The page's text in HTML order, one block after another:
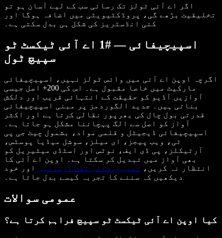
اگر اے آئی ٹولز تک رسائی سب کے لیے آسان ہو تو
تخلیقیت بڑھے گی، پروڈکٹیویٹی میں اضافہ ہوگا اور
کئی انڈسٹریز کی شکل ہی بدل سکتی ہے۔
اسپیچیفائی — #1 اے آئی ٹیکسٹ ٹو
سپیچ ٹول
اگرچہ اوپن اے آئی میں وائس ٹولز نہیں، اسپیچیفائی
مارکیٹ میں خاصا مقبول ہے۔ اس کی 200+ اصل جیسی
آوازیں آڈیو کو حقیقت کے انتہائی قریب اور دلکش
بناتی ہیں۔ جدید الگوردمز پر مبنی اسپیچیفائی
قدرتی بول چال کی بھرپور نقالی کرتا ہے اور اکثر
آواز کو اصل سے الگ پہچاننا مشکل ہو جاتا ہے۔
اسپیچیفائی ڈیجیٹل و قلمی مواد، بشمول چیٹ جی پی
ٹی، ویب پیجز، ای میلز، سوشل میڈیا پوسٹس،
آرٹیکلز، پی ڈی ایف، نوٹس اور اسٹڈی میٹیریل کو
بھی آواز میں تبدیل کر سکتا ہے۔ اوپن اے آئی کا
انتظار نہ کریں،
اسپیچیفائی مفت آزمائیں اور خود
دیکھیں کہ سننے کا تجربہ کیسے بدل جاتا ہے۔
عمومی سوالات
کیا اوپن اے آئی ٹیکسٹ ٹو سپیچ فراہم کرتا ہے؟